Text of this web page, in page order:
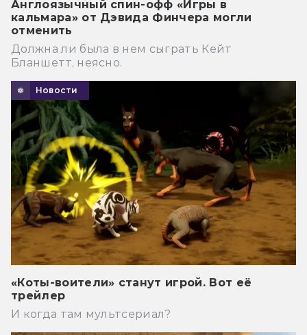
Англоязычный спин-офф «Игры в
кальмара» от Дэвида Финчера могли
отменить
Должна ли была в нем сыграть Кейт
Бланшетт, неясно.
Новости
«Коты-воители» станут игрой. Вот её
трейлер
И когда там мультсериал?